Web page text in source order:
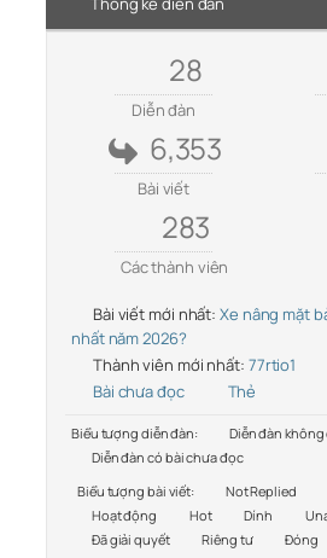
28
Diễn đàn
6,353
Bài viết
283
Các thành viên
Bài viết mới nhất: Xe nâng mặt
nhất năm 2026?
Thành viên mới nhất: 77rtio1
Bài chưa đọc
Thẻ
Biểu tượng diễn đàn:
Diễn đàn
Diễn đàn có bài chưa đọc
Biểu tượng bài viết:
Not Replied
Hoạt động
Hot Dính
Đã giải quyết
Riêng tư Đóng